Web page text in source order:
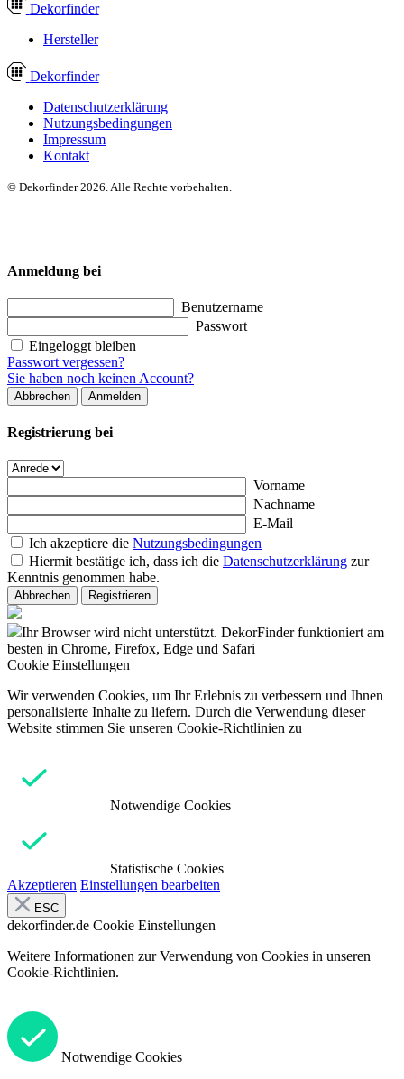
Dekorfinder
Hersteller
Dekorfinder
Datenschutzerklärung
Nutzungsbedingungen
Impressum
Kontakt
© Dekorfinder 2026. Alle Rechte vorbehalten.
Anmeldung bei
Benutzername
Passwort
Eingeloggt bleiben
Passwort vergessen?
Sie haben noch keinen Account?
Abbrechen Anmelden
Registrierung bei
Vorname
Nachname
E-Mail
Ich akzeptiere die Nutzungsbedingungen
Hiermit bestätige ich, dass ich die Datenschutzerklärung zur
Kenntnis genommen habe.
Abbrechen Registrieren
Ihr Browser wird nicht unterstützt. DekorFinder funktioniert am
besten in Chrome, Firefox, Edge und Safari
Cookie Einstellungen
Wir verwenden Cookies, um Ihr Erlebnis zu verbessern und Ihnen
personalisierte Inhalte zu liefern. Durch die Verwendung dieser
Website stimmen Sie unseren Cookie-Richtlinien zu
Notwendige Cookies
Statistische Cookies
Akzeptieren Einstellungen bearbeiten
ESC
dekorfinder.de Cookie Einstellungen
Weitere Informationen zur Verwendung von Cookies in unseren
Cookie-Richtlinien.
Notwendige Cookies